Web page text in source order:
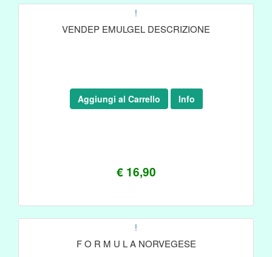
!
VENDEP EMULGEL DESCRIZIONE
€ 16,90
Aggiungi al Carrello Info
!
F O R M U L A NORVEGESE